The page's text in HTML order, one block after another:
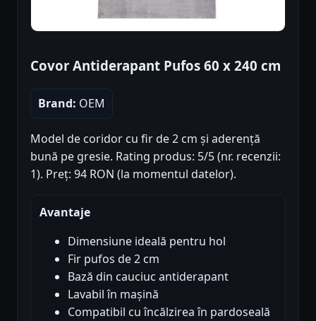
Covor Antiderapant Pufos 60 x 240 cm
Brand: OEM
Model de coridor cu fir de 2 cm și aderență
bună pe gresie. Rating produs: 5/5 (nr. recenzii:
1). Preț: 94 RON (la momentul datelor).
Avantaje
Dimensiune ideală pentru hol
Fir pufos de 2 cm
Bază din cauciuc antiderapant
Lavabil în mașină
Compatibil cu încălzirea în pardoseală